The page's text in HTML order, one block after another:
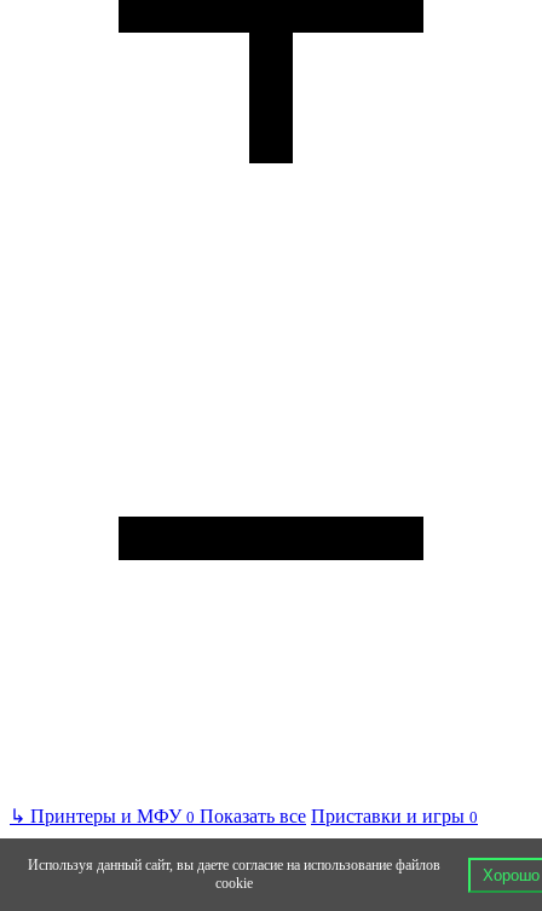
↳ Принтеры и МФУ 0 Показать все Приставки и игры 0
Используя данный сайт, вы даете согласие на использование файлов
cookie
Хорошо